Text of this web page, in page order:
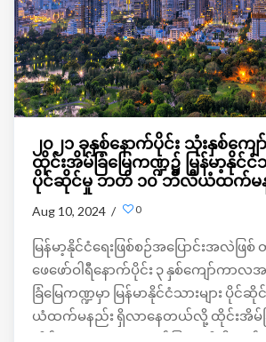
၂၀၂၁ ခုနှစ်နောက်ပိုင်း သုံးနှစ်က
ထိုင်းအိမ်ခြံမြေကဏ္ဍ၌ မြန်မာ့နိုင်ငံ
ပိုင်ဆိုင်မှု ဘတ် ၁၀ ဘီလီယံထက်မ
Aug 10, 2024 / 0
မြန်မာ့နိုင်ငံရေးဖြစ်စဉ်အပြောင်းအလဲဖြ
ဖေဖော်ဝါရီနောက်ပိုင်း ၃ နှစ်ကျော်ကာ
ခြံမြေကဏ္ဍမှာ မြန်မာနိုင်ငံသားများ
ယံထက်မနည်း ရှိလာနေတယ်လို့ ထိုင်းအိမ်ခ